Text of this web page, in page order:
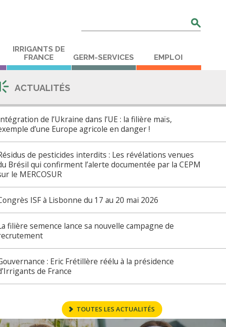
:
IRRIGANTS DE
FRANCE
GERM-SERVICES EMPLOI
ACTUALITÉS
de l’Ukraine dans l’UE : la filière maïs,
d’une Europe agricole en danger !
de pesticides interdits : Les révélations venues
Brésil qui confirment l’alerte documentée par la CEPM
le MERCOSUR
ISF à Lisbonne du 17 au 20 mai 2026
filière semence lance sa nouvelle campagne de
: Eric Frétillère réélu à la présidence
de France
TOUTES LES ACTUALITÉS